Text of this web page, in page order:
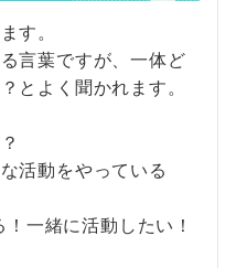
す。
言葉ですが、一体ど
とよく聞かれます。
活動をやっている
一緒に活動したい！